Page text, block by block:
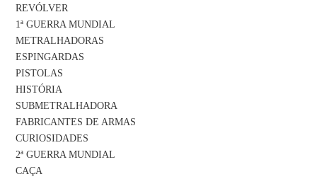
REVÓLVER
1ª GUERRA MUNDIAL
METRALHADORAS
ESPINGARDAS
PISTOLAS
HISTÓRIA
SUBMETRALHADORA
FABRICANTES DE ARMAS
CURIOSIDADES
2ª GUERRA MUNDIAL
CAÇA